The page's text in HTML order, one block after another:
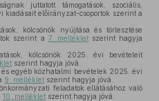
juttatott támogatások, szociális,
előirányzat-csoportok szerint a
kölcsönök nyújtása és törlesztése
szerint a 7. mellékletszerint hagyja
kölcsönök 2025. évi bevételeit
szerint hagyja jóvá.
egyéb közhatalmi bevételek 2025. évi
9. melléklet szerint hagyja jóvá.
feladatok ellátásához való
10. melléklet szerint hagyja jóvá.